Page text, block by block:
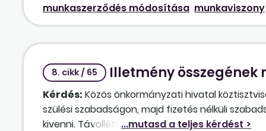
lehetséges-e, hogy a köztisztviselők és a
minimum a kötelező garantált bérminimum
munkaszerződés módosítása munkaviszony
8. cikk / 65 Illetmény összegének
Kérdés: Közös önkormányzati hivatal
szülési szabadságon, majd fizetés nélküli
kivenni. Távolléte előtti illetménye besorolás